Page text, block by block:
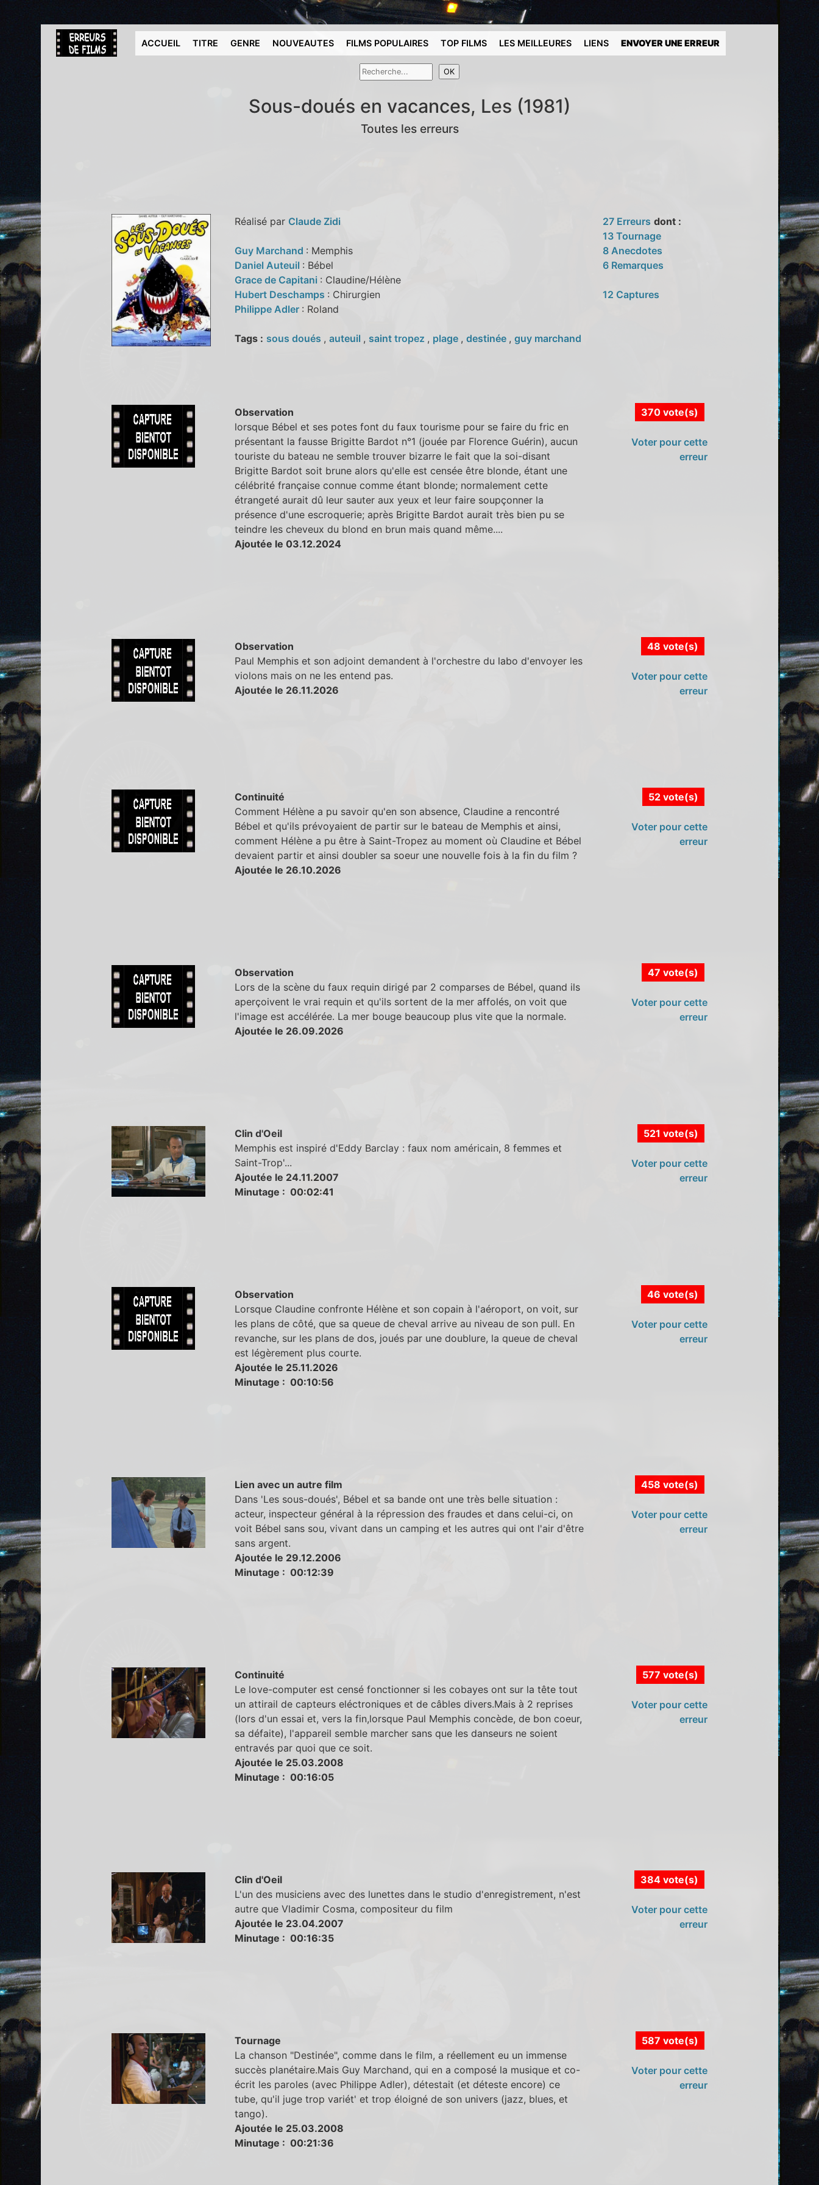
ACCUEIL TITRE GENRE NOUVEAUTES FILMS POPULAIRES TOP FILMS LES MEILLEURES LIENS ENVOYER UNE ERREUR
Sous-doués en vacances, Les (1981)
Toutes les erreurs
Réalisé par Claude Zidi
Guy Marchand : Memphis
Daniel Auteuil : Bébel
Grace de Capitani : Claudine/Hélène
Hubert Deschamps : Chirurgien
Philippe Adler : Roland
Tags : sous doués , auteuil , saint tropez , plage , destinée , guy marchand
27 Erreurs dont :
13 Tournage
8 Anecdotes
6 Remarques
12 Captures
Observation
lorsque Bébel et ses potes font du faux tourisme pour se faire du fric en
présentant la fausse Brigitte Bardot n°1 (jouée par Florence Guérin), aucun
touriste du bateau ne semble trouver bizarre le fait que la soi-disant
Brigitte Bardot soit brune alors qu'elle est censée être blonde, étant une
célébrité française connue comme étant blonde; normalement cette
étrangeté aurait dû leur sauter aux yeux et leur faire soupçonner la
présence d'une escroquerie; après Brigitte Bardot aurait très bien pu se
teindre les cheveux du blond en brun mais quand même....
Ajoutée le 03.12.2024
370 vote(s)
Voter pour cette
erreur
Observation
Paul Memphis et son adjoint demandent à l'orchestre du labo d'envoyer les
violons mais on ne les entend pas.
Ajoutée le 26.11.2026
48 vote(s)
Voter pour cette
erreur
Continuité
Comment Hélène a pu savoir qu'en son absence, Claudine a rencontré
Bébel et qu'ils prévoyaient de partir sur le bateau de Memphis et ainsi,
comment Hélène a pu être à Saint-Tropez au moment où Claudine et Bébel
devaient partir et ainsi doubler sa soeur une nouvelle fois à la fin du film ?
Ajoutée le 26.10.2026
52 vote(s)
Voter pour cette
erreur
Observation
Lors de la scène du faux requin dirigé par 2 comparses de Bébel, quand ils
aperçoivent le vrai requin et qu'ils sortent de la mer affolés, on voit que
l'image est accélérée. La mer bouge beaucoup plus vite que la normale.
Ajoutée le 26.09.2026
47 vote(s)
Voter pour cette
erreur
Clin d'Oeil
Memphis est inspiré d'Eddy Barclay : faux nom américain, 8 femmes et
Saint-Trop'...
Ajoutée le 24.11.2007
Minutage : 00:02:41
521 vote(s)
Voter pour cette
erreur
Observation
Lorsque Claudine confronte Hélène et son copain à l'aéroport, on voit, sur
les plans de côté, que sa queue de cheval arrive au niveau de son pull. En
revanche, sur les plans de dos, joués par une doublure, la queue de cheval
est légèrement plus courte.
Ajoutée le 25.11.2026
Minutage : 00:10:56
46 vote(s)
Voter pour cette
erreur
Lien avec un autre film
Dans 'Les sous-doués', Bébel et sa bande ont une très belle situation :
acteur, inspecteur général à la répression des fraudes et dans celui-ci, on
voit Bébel sans sou, vivant dans un camping et les autres qui ont l'air d'être
sans argent.
Ajoutée le 29.12.2006
Minutage : 00:12:39
458 vote(s)
Voter pour cette
erreur
Continuité
Le love-computer est censé fonctionner si les cobayes ont sur la tête tout
un attirail de capteurs eléctroniques et de câbles divers.Mais à 2 reprises
(lors d'un essai et, vers la fin,lorsque Paul Memphis concède, de bon coeur,
sa défaite), l'appareil semble marcher sans que les danseurs ne soient
entravés par quoi que ce soit.
Ajoutée le 25.03.2008
Minutage : 00:16:05
577 vote(s)
Voter pour cette
erreur
Clin d'Oeil
L'un des musiciens avec des lunettes dans le studio d'enregistrement, n'est
autre que Vladimir Cosma, compositeur du film
Ajoutée le 23.04.2007
Minutage : 00:16:35
384 vote(s)
Voter pour cette
erreur
Tournage
La chanson "Destinée", comme dans le film, a réellement eu un immense
succès planétaire.Mais Guy Marchand, qui en a composé la musique et co-
écrit les paroles (avec Philippe Adler), détestait (et déteste encore) ce
tube, qu'il juge trop variét' et trop éloigné de son univers (jazz, blues, et
tango).
Ajoutée le 25.03.2008
Minutage : 00:21:36
587 vote(s)
Voter pour cette
erreur